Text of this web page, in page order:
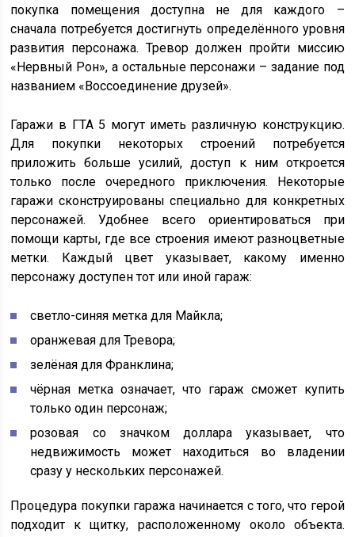
покупка помещения доступна не для каждого –
сначала потребуется достигнуть определённого уровня
развития персонажа. Тревор должен пройти миссию
«Нервный Рон», а остальные персонажи – задание под
названием «Воссоединение друзей».
Гаражи в ГТА 5 могут иметь различную конструкцию.
Для покупки некоторых строений потребуется
приложить больше усилий, доступ к ним откроется
только после очередного приключения. Некоторые
гаражи сконструированы специально для конкретных
персонажей. Удобнее всего ориентироваться при
помощи карты, где все строения имеют разноцветные
метки. Каждый цвет указывает, какому именно
персонажу доступен тот или иной гараж:
светло-синяя метка для Майкла;
оранжевая для Тревора;
зелёная для Франклина;
чёрная метка означает, что гараж сможет купить
только один персонаж;
розовая со значком доллара указывает, что
недвижимость может находиться во владении
сразу у нескольких персонажей.
Процедура покупки гаража начинается с того, что герой
подходит к щитку, расположенному около объекта.